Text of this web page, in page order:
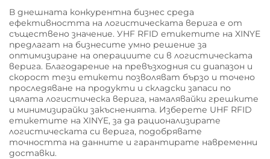
В днешната конкурентна бизнес среда
ефективността на логистическата верига е от
съществено значение. УHF RFID етикетите на XINYE
предлагат на бизнесите умно решение за
оптимизиране на операциите си в логистическата
верига. Благодарение на превъзходния си диапазон и
скорост тези етикети позволяват бързо и точено
проследяване на продукти и складски запаси по
цялата логистическа верига, намалявайки грешките
и минимизирайки закъсненията. Изберете UHF RFID
етикетите на XINYE, за да рационализирате
логистическата си верига, подобрявате
точността на данните и гарантирате навременни
доставки.